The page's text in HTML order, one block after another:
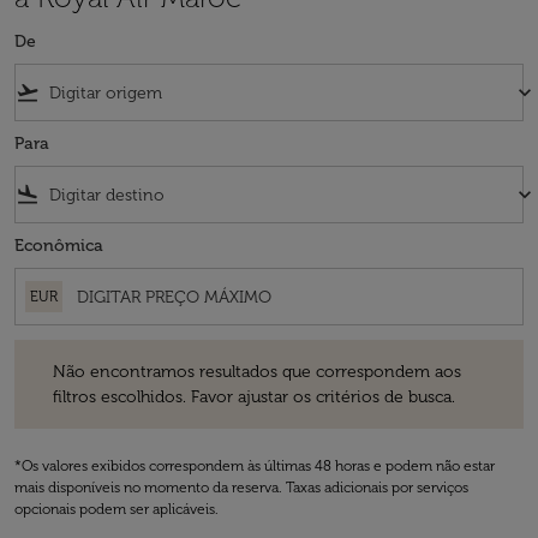
De
flight_takeoff keyboard_arrow_down
Para
flight_land keyboard_arrow_down
Econômica
EUR
Não encontramos resultados que correspondem aos
filtros escolhidos. Favor ajustar os critérios de busca.
*Os valores exibidos correspondem às últimas 48 horas e podem não estar
mais disponíveis no momento da reserva. Taxas adicionais por serviços
opcionais podem ser aplicáveis.